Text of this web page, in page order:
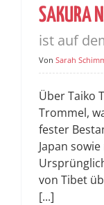
SAKURA
ist auf
Von Sarah
Über Taiko
Trommel,
fester
Japan
von Tibet
[...]